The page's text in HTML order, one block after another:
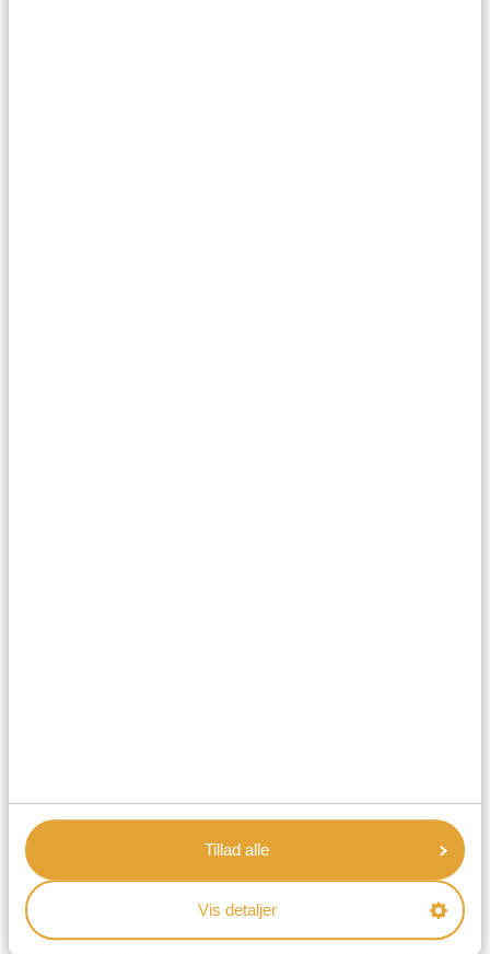
Tillad alle
Vis detaljer
Her er nogle aktiviteter, der uden tvivl vil vække deres
eventyrlyst og gøre safarien lige så spændende for dem
som for dig.
Natsafari
Hvis en almindelig safari føles lidt for forudsigelig, kan